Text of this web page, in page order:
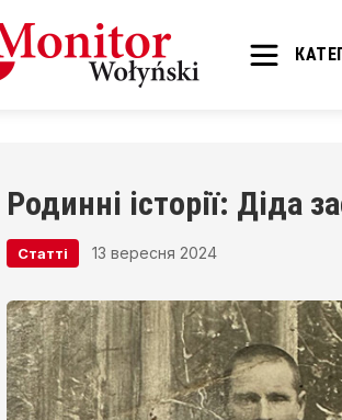
Родинні історії: Діда
Статті 13 вересня 2024